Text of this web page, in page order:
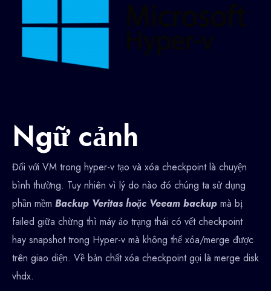
Ngữ cảnh
Đối với VM trong hyper-v tạo và xóa checkpoint là chuyện
bình thường. Tuy nhiên vì lý do nào đó chúng ta sử dụng
phần mềm Backup Veritas hoặc Veeam backup mà bị
failed giữa chừng thì máy ảo trạng thái có vết checkpoint
hay snapshot trong Hyper-v mà không thể xóa/merge được
trên giao diện. Về bản chất xóa checkpoint gọi là merge disk
vhdx.